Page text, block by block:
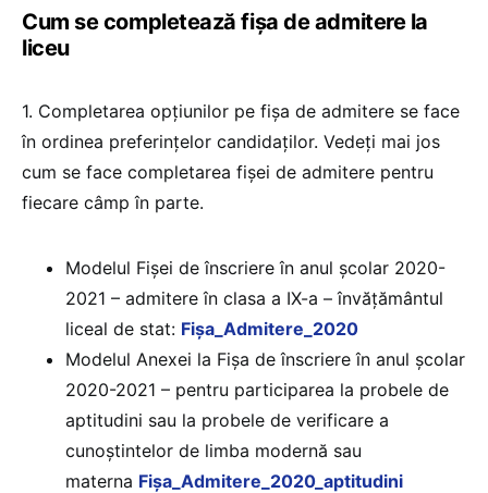
Cum se completează fişa de admitere la
liceu
1. Completarea opţiunilor pe fişa de admitere se face
în ordinea preferinţelor candidaţilor. Vedeți mai jos
cum se face completarea fișei de admitere pentru
fiecare câmp în parte.
​Modelul Fișei de înscriere în anul școlar 2020-
2021 – admitere în clasa a IX-a – învățământul
liceal de stat: Fișa_Admitere_2020
Modelul Anexei la Fișa de înscriere în anul școlar
2020-2021 – pentru participarea la probele de
aptitudini sau la probele de verificare a
cunoștintelor de limba modernă sau
materna Fișa_Admitere_2020_aptitudini